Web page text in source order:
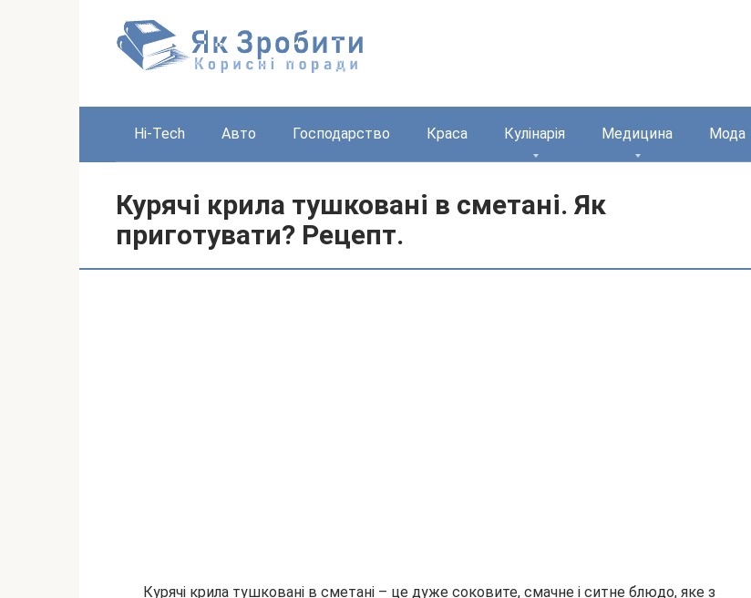
Hi-Tech Авто Господарство Краса Кулінарія Медицина Мода
Курячі крила тушковані в сметані. Як
приготувати? Рецепт.
Курячі крила тушковані в сметані – це дуже соковите, смачне і ситне блюдо, яке з